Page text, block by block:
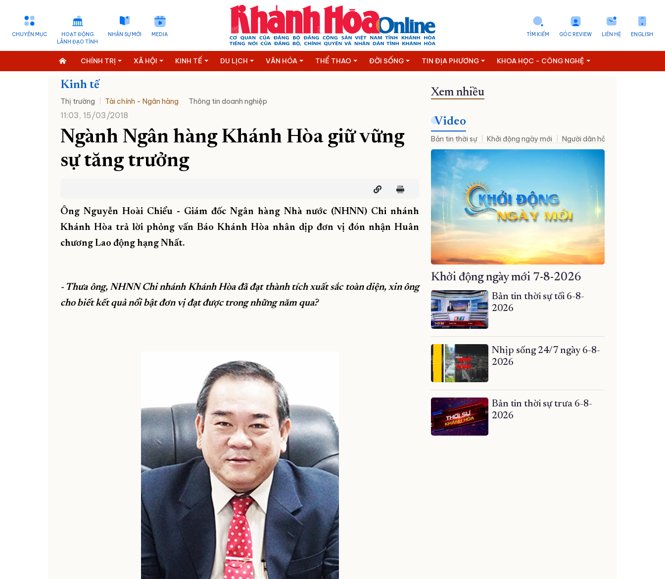
CHUYÊN MỤC
HOẠT ĐỘNG
LÃNH ĐẠO TỈNH
NHÂN SỰ MỚI MEDIA ENGLISH
LIÊN HỆ
GÓC REVIEW
TÌM KIẾM
CHÍNH TRỊ XÃ HỘI KINH TẾ DU LỊCH VĂN HÓA THỂ THAO ĐỜI SỐNG TIN ĐỊA PHƯƠNG KHOA HỌC - CÔNG NGHỆ
Kinh tế
Thị trường Tài chính - Ngân hàng Thông tin doanh nghiệp
11:03, 15/03/2018
Ngành Ngân hàng Khánh Hòa giữ vững
sự tăng trưởng
Ông Nguyễn Hoài Chiểu - Giám đốc Ngân hàng Nhà nước (NHNN) Chi nhánh
Khánh Hòa trả lời phỏng vấn Báo Khánh Hòa nhân dịp đơn vị đón nhận Huân
chương Lao động hạng Nhất.
- Thưa ông, NHNN Chi nhánh Khánh Hòa đã đạt thành tích xuất sắc toàn diện, xin ông
cho biết kết quả nổi bật đơn vị đạt được trong những năm qua?
Xem nhiều
Video
Bản tin thời sự Khởi động ngày mới Người dân hỏi – Cơ quan nhà
Khởi động ngày mới 7-8-2026
Bản tin thời sự tối 6-8-
2026
Nhịp sống 24/7 ngày 6-8-
2026
Bản tin thời sự trưa 6-8-
2026